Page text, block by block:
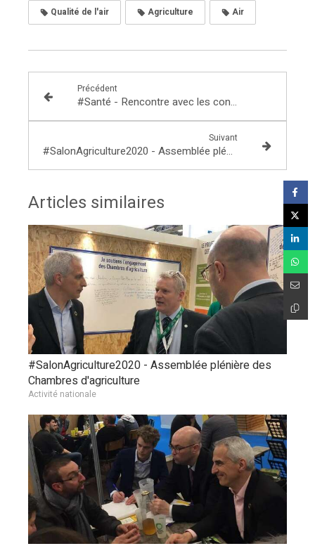
Qualité de l'air Agriculture Air
Précédent
#Santé - Rencontre avec les concepteurs du site "Agir pour bébé"
Suivant
#SalonAgriculture2020 - Assemblée plénière des Chambres d'agriculture
Articles similaires
#SalonAgriculture2020 - Assemblée plénière des
Chambres d'agriculture
Activité nationale